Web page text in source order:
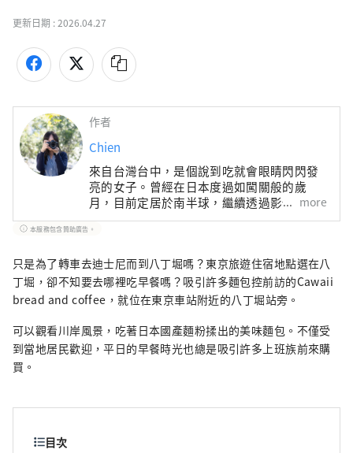
更新日期 :2026.04.27
作者
Chien
來自台灣台中，是個說到吃就會眼睛閃閃發
亮的女子。曾經在日本度過如闖關般的歲
月，目前定居於南半球，繼續透過影像與文
字，記錄一段段旅居時光的珍貴回憶與觀察
發現。出版著作《日本，慢慢旅：遇見山
四季風物詩》
more
本服務包含贊助廣告。
只是為了轉車去迪士尼而到八丁堀嗎？東京旅遊住宿地點選在八
丁堀，卻不知要去哪裡吃早餐嗎？吸引許多麵包控前訪的Cawaii
bread and coffee，就位在東京車站附近的八丁堀站旁。
可以觀看川岸風景，吃著日本國產麵粉揉出的美味麵包。不僅受
到當地居民歡迎，平日的早餐時光也總是吸引許多上班族前來購
買。
目次